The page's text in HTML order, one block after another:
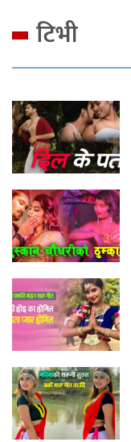
टिभी